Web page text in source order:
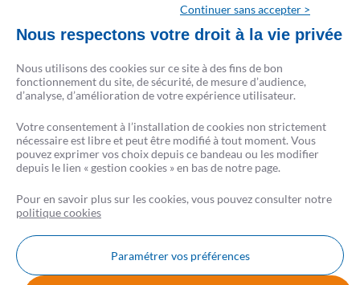
rue du Faubourg Poissonnière 75009 Paris) et ses partenaires prêteurs.
établissements de crédit. Il apporte son concours à la réalisation d’opérations de
La liste complète des partenaires est disponible sur csf.fr.
exigé d’un particulier avant l’obtention d’un ou plusieurs prêts d’argent.
L’emprunteur d’un crédit immobilier dispose d’un délai de réflexion de 10 jours. La
vente est subordonnée à l’obtention du prêt. S’il n’est pas obtenu, le vendeur doit
Nous contacter FAQ AVIS CSF
Continuer sans accepter >
Nous respectons votre droit à la vie privée
Nous utilisons des cookies sur ce site à des fins de bon
fonctionnement du site, de sécurité, de mesure d’audience,
d’analyse, d’amélioration de votre expérience utilisateur.
Votre consentement à l’installation de cookies non strictement
nécessaire est libre et peut être modifié à tout moment. Vous
pouvez exprimer vos choix depuis ce bandeau ou les modifier
depuis le lien « gestion cookies » en bas de notre page.
Pour en savoir plus sur les cookies, vous pouvez consulter notre
politique cookies
Paramétrer vos préférences